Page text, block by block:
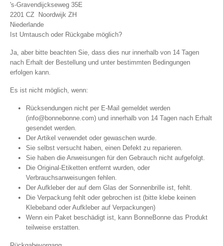
's-Gravendijckseweg 35E
2201 CZ Noordwijk ZH
Niederlande
Ist Umtausch oder Rückgabe möglich?
Ja, aber bitte beachten Sie, dass dies nur innerhalb von 14 Tagen
nach Erhalt der Bestellung und unter bestimmten Bedingungen
erfolgen kann.
Es ist nicht möglich, wenn:
Rücksendungen nicht per E-Mail gemeldet werden
(info@bonnebonne.com) und innerhalb von 14 Tagen nach Erhalt
gesendet werden.
Der Artikel verwendet oder gewaschen wurde.
Sie selbst versucht haben, einen Defekt zu reparieren.
Sie haben die Anweisungen für den Gebrauch nicht aufgefolgt.
Die Original-Etiketten entfernt wurden, oder
Verbrauchsanweisungen fehlen.
Der Aufkleber der auf dem Glas der Sonnenbrille ist, fehlt.
Die Verpackung fehlt oder gebrochen ist (bitte klebe keinen
Klebeband oder Aufkleber auf Verpackungen)
Wenn ein Paket beschädigt ist, kann BonneBonne das Produkt
teilweise erstatten.